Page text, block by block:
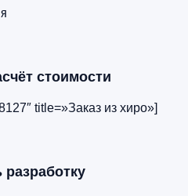
стоимости
title=»Заказ из хиро»]
разработку